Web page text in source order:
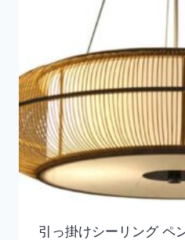
引っ掛けシーリング ペ